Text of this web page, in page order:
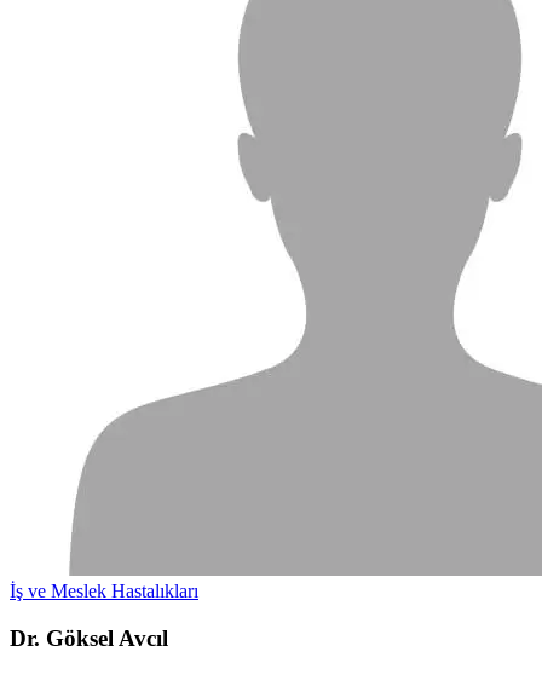
İş ve Meslek Hastalıkları
Dr. Göksel Avcıl